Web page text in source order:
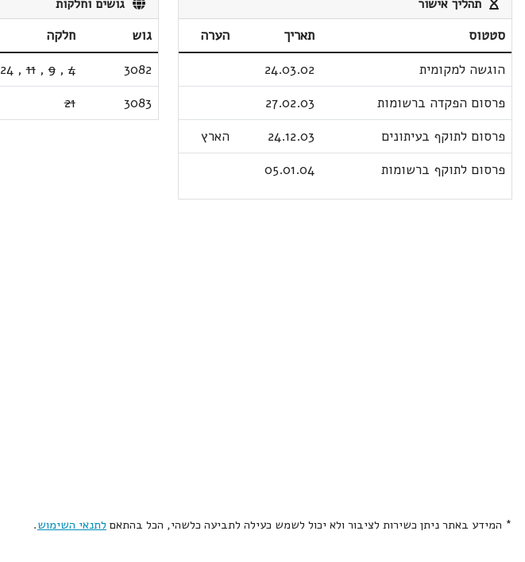
תהליך אישור
סטטוס תאריך
הערה
הוגשה למקומית
24.03.02
פרסום הפקדה ברשומות
27.02.03
פרסום לתוקף בעיתונים
24.12.03
הארץ
פרסום לתוקף ברשומות
05.01.04
גושים וחלקות
גוש
חלקה
3082
4
,
9
,
11
,
24
3083
21
* המידע באתר ניתן כשירות לציבור ולא יכול לשמש כעילה לתביעה כלשהי, הכל בהתאם לתנאי השימוש.